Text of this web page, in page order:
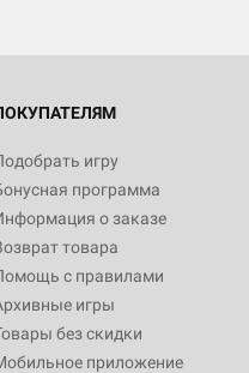
игру
программа
о заказе
товара
с правилами
игры
без скидки
приложение